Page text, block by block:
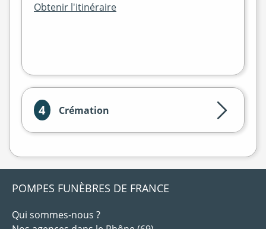
Obtenir l'itinéraire
4 Crémation
POMPES FUNÈBRES DE FRANCE
Qui sommes-nous ?